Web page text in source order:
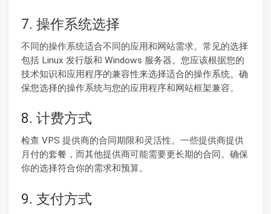
7. 操作系统选择
不同的操作系统适合不同的应用和网站需求。常见的选择
包括 Linux 发行版和 Windows 服务器。您应该根据您的
技术知识和应用程序的兼容性来选择适合的操作系统。确
保您选择的操作系统与您的应用程序和网站框架兼容。
8. 计费方式
检查 VPS 提供商的合同期限和灵活性。一些提供商提供
月付的套餐，而其他提供商可能需要更长期的合同。确保
你的选择符合你的需求和预算。
9. 支付方式